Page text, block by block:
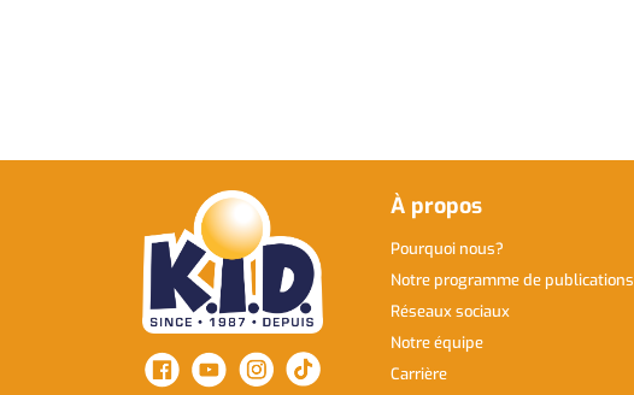
À propos
Pourquoi nous
Notre programme de publications
Réseaux sociaux
Notre équipe
Carrière